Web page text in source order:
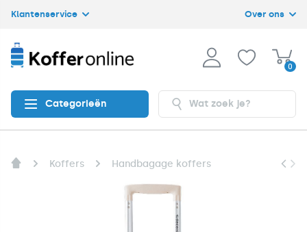
Klantenservice Over ons
0
Categorieën
Koffers Handbagage koffers